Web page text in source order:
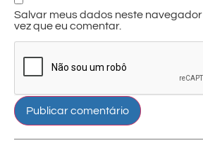
Salvar meus dados neste
vez que eu comentar.